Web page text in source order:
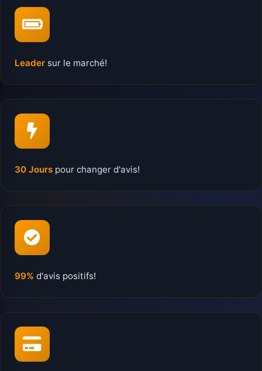
Leader sur le marché!
30 Jours pour changer d'avis!
99% d'avis positifs!